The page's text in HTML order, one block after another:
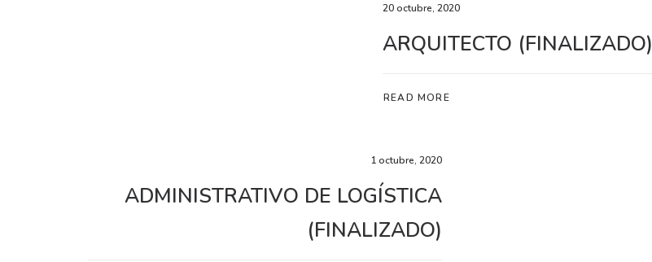
20 octubre, 2020
ARQUITECTO (FINALIZADO)
READ MORE
1 octubre, 2020
ADMINISTRATIVO DE LOGÍSTICA
(FINALIZADO)